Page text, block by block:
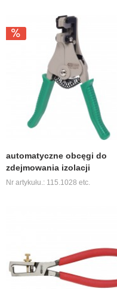
automatyczne obcęgi do
zdejmowania izolacji
Nr artykułu.: 115.1028 etc.